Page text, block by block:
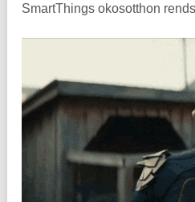
SmartThings okosotthon